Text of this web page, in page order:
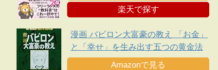
楽天で探す
漫画 バビロン大富豪の教え 「お金」
と「幸せ」を生み出す五つの黄金法
則
Amazonで見る